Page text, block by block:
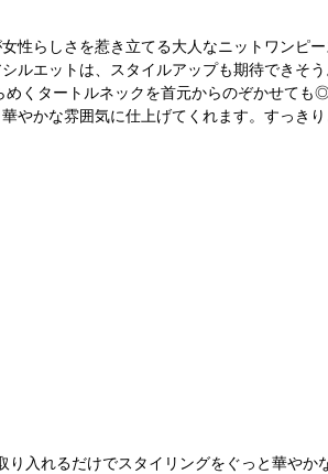
性らしさを惹き立てる大人なニットワンピー
ルエットは、スタイルアップも期待できそう
くタートルネックを首元からのぞかせても◎
かな雰囲気に仕上げてくれます。すっき
入れるだけでスタイリングをぐっと華やか